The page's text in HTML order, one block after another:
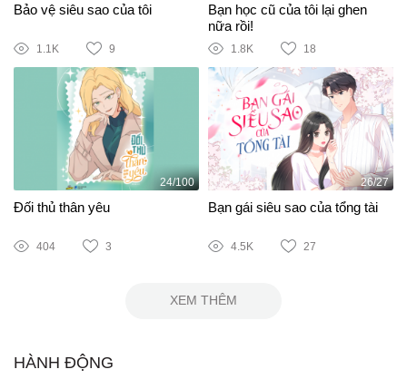
Bảo vệ siêu sao của tôi
1.1K 9
Bạn học cũ của tôi lại ghen
nữa rồi!
1.8K 18
24/100
Đối thủ thân yêu
404 3
26/27
Bạn gái siêu sao của tổng tài
4.5K 27
XEM THÊM
HÀNH ĐỘNG